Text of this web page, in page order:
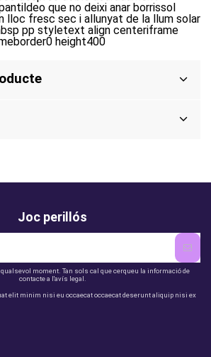
que no deixi anar borrissol
lloc fresc sec i allunyat de la llum solar
pp styletext align centeriframe
height400
Joc perillós
qualsevol moment. Tan sols cal que cerqueu la informació de
contacte a l'avís legal.
elit minim nisi eu occaecat occaecat deserunt aliquip nisi ex